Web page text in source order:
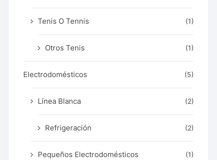
Tenis O Tennis (1)
Otros Tenis (1)
Electrodomésticos (5)
Línea Blanca (2)
Refrigeración (2)
Pequeños Electrodomésticos (1)